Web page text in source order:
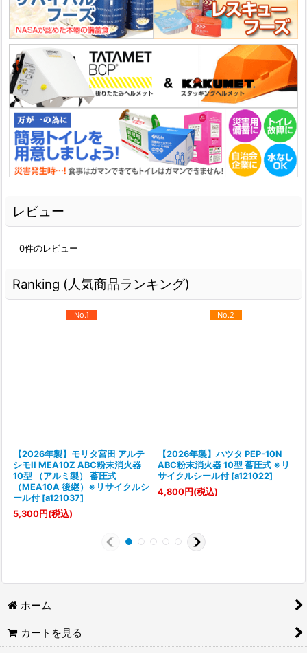
レビュー
0件のレビュー
Ranking (人気商品ランキング)
No.1
【2026年製】モリタ宮田 アルテ
シモII MEA10Z ABC粉末消火器
10型 （アルミ製） 蓄圧式
（MEA10A 後継）※リサイクルシ
ール付 [a121037]
5,300円 (税込)
No.2
【2026年製】ハツタ PEP-10N
ABC粉末消火器 10型 蓄圧式 ※リ
サイクルシール付 [a121022]
4,800円 (税込)
ホーム
カートを見る